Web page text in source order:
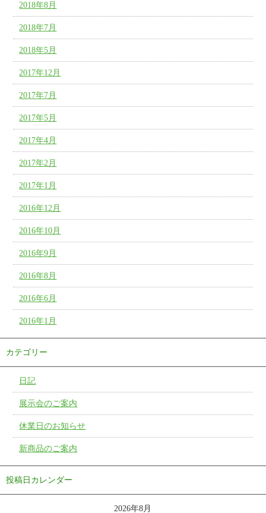
2018年8月
2018年7月
2018年5月
2017年12月
2017年7月
2017年5月
2017年4月
2017年2月
2017年1月
2016年12月
2016年10月
2016年9月
2016年8月
2016年6月
2016年1月
カテゴリー
日記
展示会のご案内
休業日のお知らせ
新商品のご案内
投稿日カレンダー
2026年8月